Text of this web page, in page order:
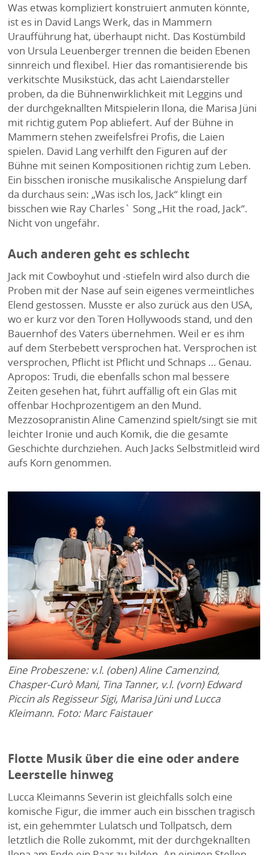
Was etwas kompliziert konstruiert anmuten könnte,
ist es in David Langs Werk, das in Mammern
Uraufführung hat, überhaupt nicht. Das Kostümbild
von Ursula Leuenberger trennen die beiden Ebenen
sinnreich und flexibel. Hier das romantisierende bis
verkitschte Musikstück, das acht Laiendarsteller
proben, da die Bühnenwirklichkeit mit Leggins und
der durchgeknallten Mitspielerin Ilona, die Marisa Jüni
mit richtig gutem Pop abliefert. Auf der Bühne in
Mammern stehen zweifelsfrei Profis, die Laien
spielen. David Lang verhilft den Figuren auf der
Bühne mit seinen Kompositionen richtig zum Leben.
Ein bisschen ironische musikalische Anspielung darf
da durchaus sein: „Was isch los, Jack“ klingt ein
bisschen wie Ray Charles` Song „Hit the road, Jack“.
Nicht von ungefähr.
Auch anderen geht es schlecht
Jack mit Cowboyhut und -stiefeln wird also durch die
Proben mit der Nase auf sein eigenes vermeintliches
Elend gestossen. Musste er also zurück aus den USA,
wo er kurz vor den Toren Hollywoods stand, und den
Bauernhof des Vaters übernehmen. Weil er es ihm
auf dem Sterbebett versprochen hat. Versprochen ist
versprochen, Pflicht ist Pflicht und Schnaps … Genau.
Apropos: Trudi, die ebenfalls schon mal bessere
Zeiten gesehen hat, führt auffällig oft ein Glas mit
offenbar Hochprozentigem an den Mund.
Mezzosopranistin Aline Camenzind spielt/singt sie mit
leichter Ironie und auch Komik, die die gesamte
Geschichte durchziehen. Auch Jacks Selbstmitleid wird
aufs Korn genommen.
Eine Probeszene: v.l. (oben) Aline Camenzind,
Chasper-Curò Mani, Tina Tanner, v.l. (vorn) Edward
Piccin als Regisseur Sigi, Marisa Jüni und Lucca
Kleimann. Foto: Marc Faistauer
Flotte Musik über die eine oder andere
Leerstelle hinweg
Lucca Kleimanns Severin ist gleichfalls solch eine
komische Figur, die immer auch ein bisschen tragisch
ist, ein gehemmter Lulatsch und Tollpatsch, dem
letztlich die Rolle zukommt, mit der durchgeknallten